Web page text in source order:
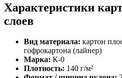
Характеристики
слоев
Вид материала: картон
гофрокартона (лайнер)
Марка: К-0
Плотность: 140 г/м²